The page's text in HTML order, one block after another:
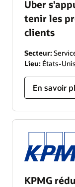
Uber
tenir les
clients
Secteur:
Lieu: États-Unis
En savoir
KPMG